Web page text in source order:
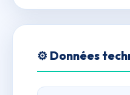
⚙️ Données